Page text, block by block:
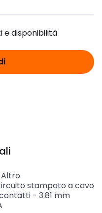
e disponibilità
Altro
stampato a cavo
- 3.81 mm